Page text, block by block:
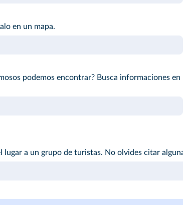
en un mapa.
podemos encontrar? Busca informaciones en
lugar a un grupo de turistas. No olvides citar